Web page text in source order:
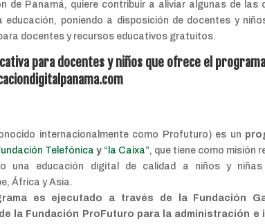
de Panamá, quiere contribuir a aliviar algunas de
educación, poniendo a disposición de docentes y
docentes y recursos educativos gratuitos.
para docentes y niños que ofrece el
internacionalmente como Profuturo) es un
Telefónica y “la Caixa”, que tiene como misión
una educación digital de calidad a niños y
África y Asia.
es ejecutado a través de la Fundación
la Fundación ProFuturo para la administración e